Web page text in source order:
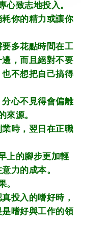
心致志地投入。
你的精力或讓你
多花點時間在工
，而且絕對不要
不想把自己搞得
心不見得會偏離
來源。
時，翌日在正職
上的腳步更加輕
力的成本。
。
投入的嗜好時，
嗜好與工作的領